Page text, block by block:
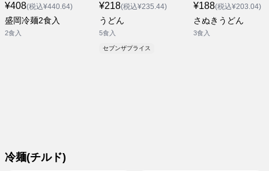
¥408(税込¥440.64)
盛岡冷麺2食入
2食入
¥218(税込¥235.44)
うどん
5食入
セブンザプライス
¥188(税込¥203.04)
さぬきうどん
3食入
冷麺(チルド)